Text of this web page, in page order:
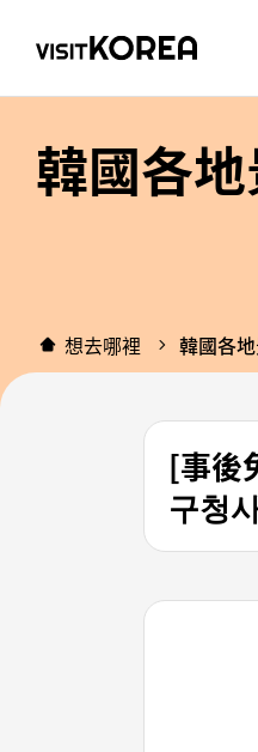
韓國各
想去哪裡 韓國各
[事後
구청